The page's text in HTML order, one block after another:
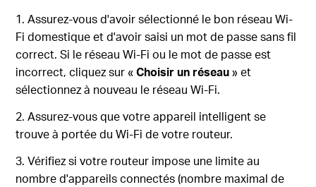
1. Assurez-vous d'avoir sélectionné le bon réseau Wi-
Fi domestique et d'avoir saisi un mot de passe sans fil
correct. Si le réseau Wi-Fi ou le mot de passe est
incorrect, cliquez sur «Choisir un réseau» et
sélectionnez à nouveau le réseau Wi-Fi.
2. Assurez-vous que votre appareil intelligent se
trouve à portée du Wi-Fi de votre routeur.
3. Vérifiez si votre routeur impose une limite au
nombre d'appareils connectés (nombre maximal de